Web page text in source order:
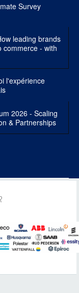
Survey
leading brands
commerce - with
l'expérience
2026 - Scaling
& Partnerships